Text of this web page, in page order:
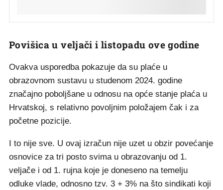
Povišica u veljači i listopadu ove godine
Ovakva usporedba pokazuje da su plaće u
obrazovnom sustavu u studenom 2024. godine
značajno poboljšane u odnosu na opće stanje plaća u
Hrvatskoj, s relativno povoljnim položajem čak i za
početne pozicije.
I to nije sve. U ovaj izračun nije uzet u obzir povećanje
osnovice za tri posto svima u obrazovanju od 1.
veljače i od 1. rujna koje je doneseno na temelju
odluke vlade, odnosno tzv. 3 + 3% na što sindikati koji